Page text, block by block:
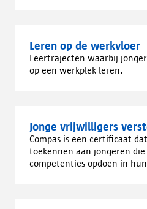
Leren op de werkvloer
Leertrajecten waarbij
op een werkplek leren.
Jonge vrijwilligers
Compas is een certificaat
toekennen aan jongeren
competenties opdoen in